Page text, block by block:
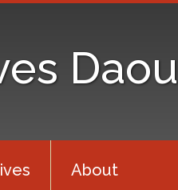
About